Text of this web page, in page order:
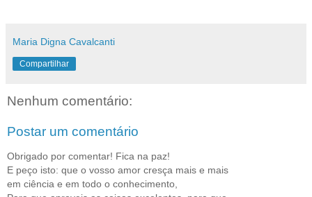
Maria Digna Cavalcanti
Compartilhar
Nenhum comentário:
Postar um comentário
Obrigado por comentar! Fica na paz!
E peço isto: que o vosso amor cresça mais e mais
em ciência e em todo o conhecimento,